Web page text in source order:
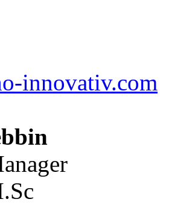
innovativ.com